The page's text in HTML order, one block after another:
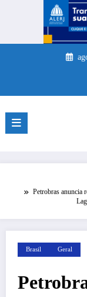
Petrobras anuncia
Brasil Geral